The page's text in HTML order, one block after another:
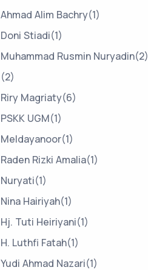
Ahmad Alim Bachry(1)
Doni Stiadi(1)
Muhammad Rusmin Nuryadin(2)
(2)
Riry Magriaty(6)
PSKK UGM(1)
Meldayanoor(1)
Raden Rizki Amalia(1)
Nuryati(1)
Nina Hairiyah(1)
Hj. Tuti Heiriyani(1)
H. Luthfi Fatah(1)
Yudi Ahmad Nazari(1)